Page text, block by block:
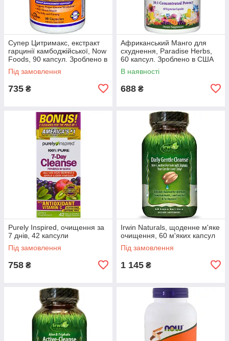
Супер Цитримакс, екстракт
гарцинії камбоджійської, Now
Foods, 90 капсул. Зроблено в
США.
Під замовлення
735 ₴
Африканський Манго для
схуднення, Paradise Herbs,
60 капсул. Зроблено в США
В наявності
688 ₴
Purely Inspired, очищення за
7 днів, 42 капсули
Під замовлення
758 ₴
Irwin Naturals, щоденне м'яке
очищення, 60 м'яких капсул
Під замовлення
1 145 ₴